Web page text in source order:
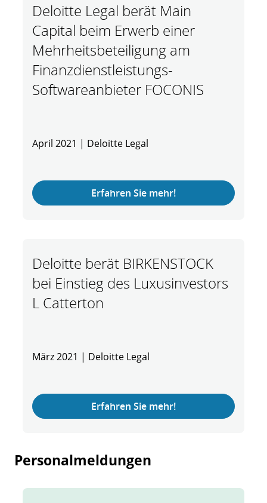
Deloitte Legal berät Main
Capital beim Erwerb einer
Mehrheitsbeteiligung am
Finanzdienstleistungs-
Softwareanbieter FOCONIS
April 2021 | Deloitte Legal
Erfahren Sie mehr!
Deloitte berät BIRKENSTOCK
bei Einstieg des Luxusinvestors
L Catterton
März 2021 | Deloitte Legal
Erfahren Sie mehr!
Personalmeldungen